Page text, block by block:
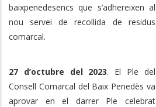
baixpenedesencs que s’adhereixen al
nou servei de recollida de residus
comarcal.
27 d’octubre del 2023. El Ple del
Consell Comarcal del Baix Penedès va
aprovar en el darrer Ple celebrat